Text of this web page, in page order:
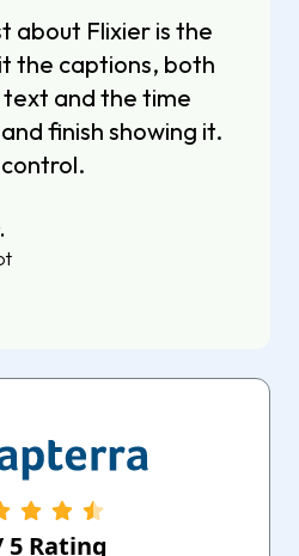
about Flixier is the
the captions, both
and the time
finish showing it.
5 Rating